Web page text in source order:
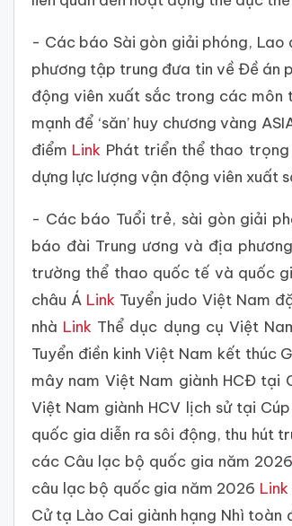
- Các báo Sài gòn giải phóng,
phương tập trung đưa tin về Đề án
động viên xuất sắc trong các môn
mạnh để ‘săn’ huy chương vàng
điểm Link Phát triển thể thao
dựng lực lượng vận động viên xuất
- Các báo Tuổi trẻ, sài gòn giải
báo đài Trung ương và địa
trường thể thao quốc tế và quốc
châu Á Link Tuyển judo Việt Nam
nhà Link Thể dục dụng cụ Việt
Tuyển điền kinh Việt Nam kết thúc
mây nam Việt Nam giành HCĐ tại
Việt Nam giành HCV lịch sử tại
quốc gia diễn ra sôi động, thu hút
các Câu lạc bộ quốc gia năm 2026
câu lạc bộ quốc gia năm 2026 Link
Cử tạ Lào Cai giành hạng Nhì